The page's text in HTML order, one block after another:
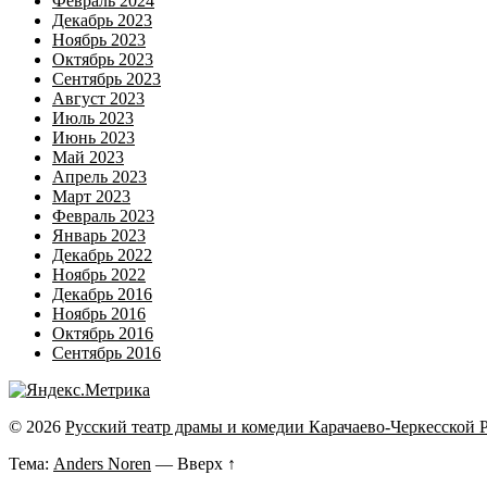
Декабрь 2023
Ноябрь 2023
Октябрь 2023
Сентябрь 2023
Август 2023
Июль 2023
Июнь 2023
Май 2023
Апрель 2023
Март 2023
Февраль 2023
Январь 2023
Декабрь 2022
Ноябрь 2022
Декабрь 2016
Ноябрь 2016
Октябрь 2016
Сентябрь 2016
© 2026 Русский театр драмы и комедии Карачаево-Черкесской
Тема: Anders Noren — Вверх ↑